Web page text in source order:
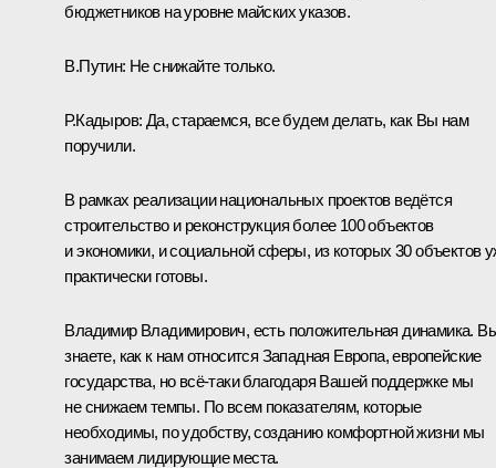
бюджетников на уровне майских указов.
В.Путин: Не снижайте только.
Р.Кадыров: Да, стараемся, все будем делать, как Вы нам
поручили.
В рамках реализации национальных проектов ведётся
строительство и реконструкция более 100 объектов
и экономики, и социальной сферы, из которых 30 объектов
практически готовы.
Владимир Владимирович, есть положительная динамика.
знаете, как к нам относится Западная Европа, европейские
государства, но всё-таки благодаря Вашей поддержке мы
не снижаем темпы. По всем показателям, которые
необходимы, по удобству, созданию комфортной жизни мы
занимаем лидирующие места.